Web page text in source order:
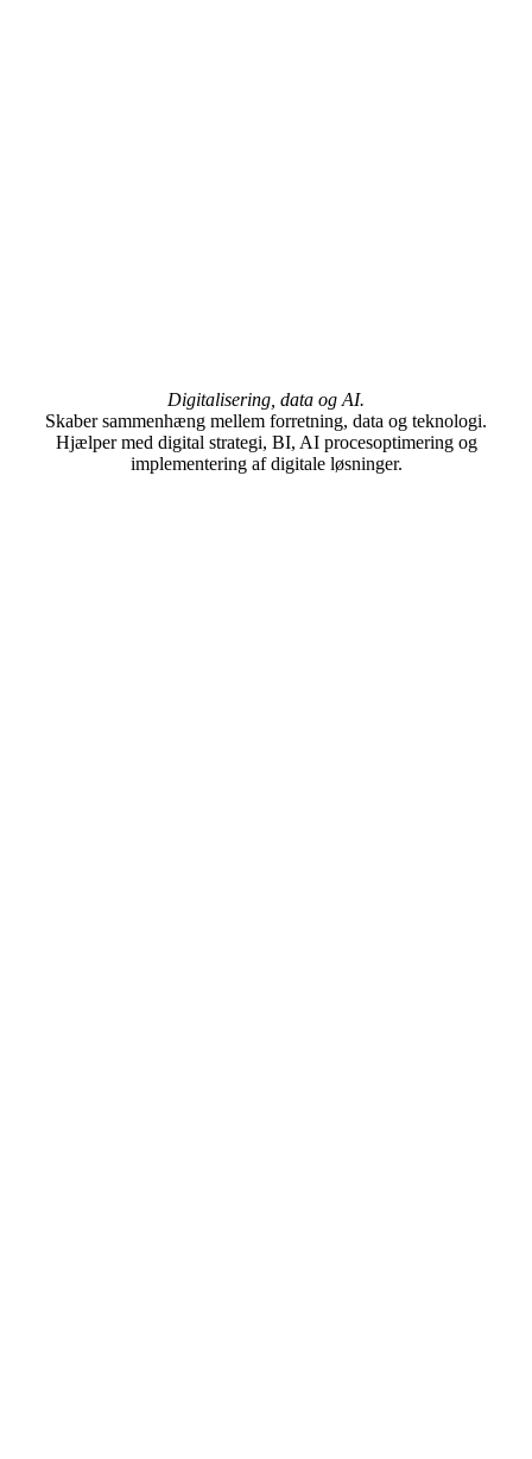
Digitalisering, data og AI.
Skaber sammenhæng mellem forretning, data og teknologi.
Hjælper med digital strategi, BI, AI procesoptimering og
implementering af digitale løsninger.